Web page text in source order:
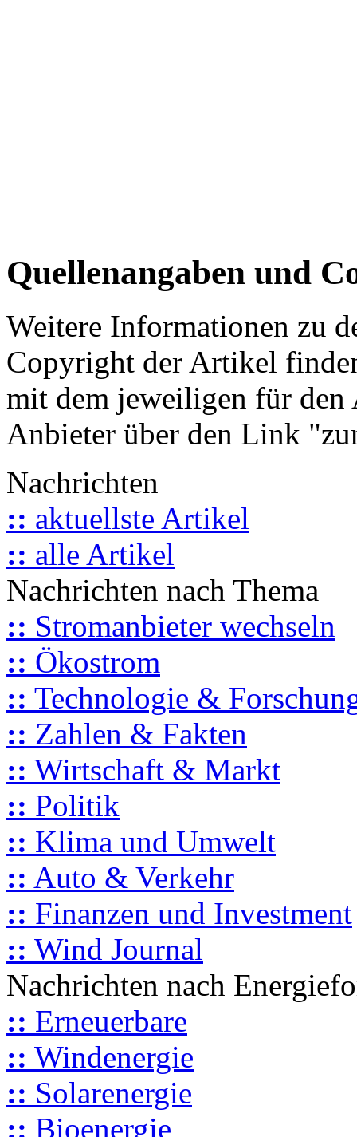
Quellenangaben und
Weitere Informationen zu
Copyright der Artikel
mit dem jeweiligen für
Anbieter über den Link
Nachrichten
:: aktuellste Artikel
:: alle Artikel
Nachrichten nach Thema
:: Stromanbieter wechseln
:: Ökostrom
:: Technologie &
:: Zahlen & Fakten
:: Wirtschaft & Markt
:: Politik
:: Klima und Umwelt
:: Auto & Verkehr
:: Finanzen und Investment
:: Wind Journal
Nachrichten nach
:: Erneuerbare
:: Windenergie
:: Solarenergie
:: Bioenergie